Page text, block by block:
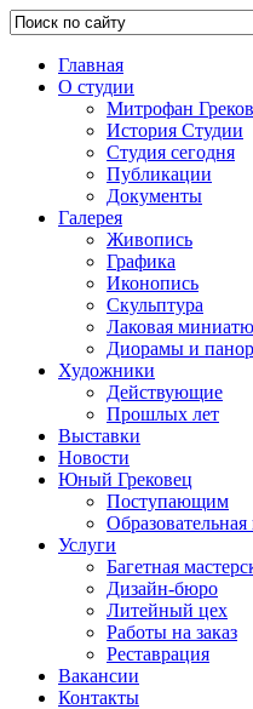
Главная
О студии
Митрофан Греков
История Студии
Студия сегодня
Публикации
Документы
Галерея
Живопись
Графика
Иконопись
Скульптура
Лаковая
Диорамы и
Художники
Действующие
Прошлых лет
Выставки
Новости
Юный Грековец
Поступающим
Услуги
Багетная
Дизайн-бюро
Литейный цех
Работы на заказ
Реставрация
Вакансии
Контакты